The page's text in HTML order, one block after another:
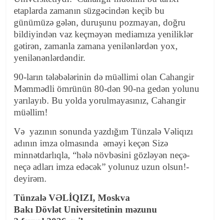
etaplarda zamanın süzgəcindən keçib bu
günümüzə gələn, duruşunu pozmayan, doğru
bildiyindən vaz keçməyən mediamıza yeniliklər
gətirən, zamanla zamana yenilənlərdən yox,
yenilənənlərdəndir.
90-ların tələbələrinin də müəllimi olan Cahangir
Məmmədli ömrünün 80-dən 90-na gedən yolunu
yarılayıb. Bu yolda yorulmayasınız, Cahangir
müəllim!
Və yazının sonunda yazdığım Tünzalə Vəliqızı
adının imza olmasında əməyi keçən Sizə
minnətdarlıqla, “hələ növbəsini gözləyən neçə-
neçə adları imza edəcək” yolunuz uzun olsun!-
deyirəm.
Tünzalə VƏLİQIZI, Moskva
Bakı Dövlət Universitetinin məzunu